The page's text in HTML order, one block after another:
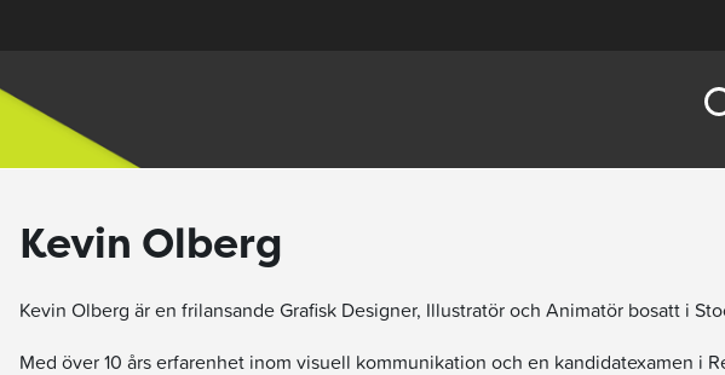
Kevin Olberg
Kevin Olberg är en frilansande Grafisk Designer, Illustratör och Animatör bosatt i
Med över 10 års erfarenhet inom visuell kommunikation och en kandidatexamen i